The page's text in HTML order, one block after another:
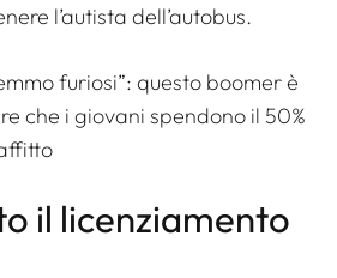
l’autista dell’autobus.
furiosi”: questo boomer è
che i giovani spendono il 50%
il licenziamento